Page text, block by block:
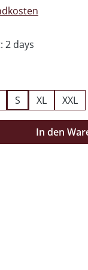
2 days
S XL XXL
denIn den